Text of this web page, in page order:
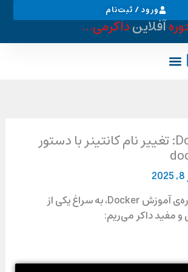
ورود / ثبت‌نام
آفلاینداکرمی...
آموزش Docker: تغییر نام کانتینر با دستور
در این ویدئو از دوره‌ی آموزش Docker، به سراغ یکی از
و مفید داکر می‌ریم: